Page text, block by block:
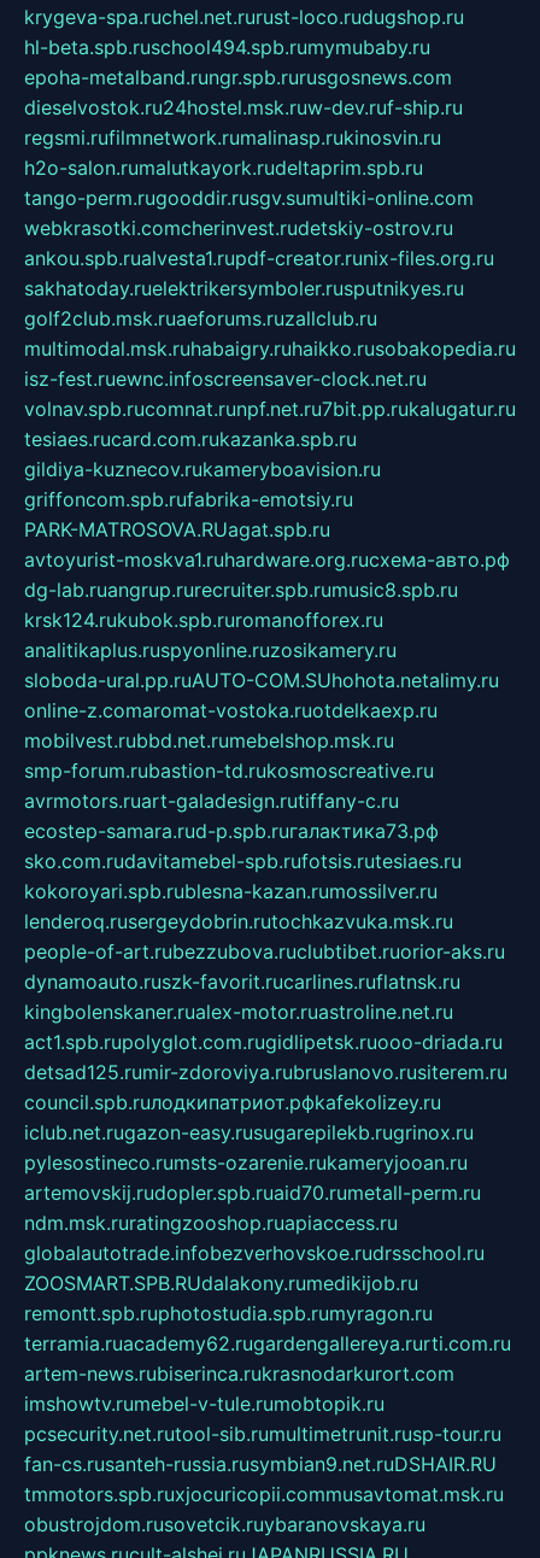
krygeva-spa.ruchel.net.rurust-loco.rudugshop.ru
hl-beta.spb.ruschool494.spb.rumymubaby.ru
epoha-metalband.rungr.spb.rurusgosnews.com
dieselvostok.ru24hostel.msk.ruw-dev.ruf-ship.ru
regsmi.rufilmnetwork.rumalinasp.rukinosvin.ru
h2o-salon.rumalutkayork.rudeltaprim.spb.ru
tango-perm.rugooddir.rusgv.sumultiki-online.com
webkrasotki.comcherinvest.rudetskiy-ostrov.ru
ankou.spb.rualvesta1.rupdf-creator.runix-files.org.ru
sakhatoday.ruelektrikersymboler.rusputnikyes.ru
golf2club.msk.ruaeforums.ruzallclub.ru
multimodal.msk.ruhabaigry.ruhaikko.rusobakopedia.ru
isz-fest.ruewnc.infoscreensaver-clock.net.ru
volnav.spb.rucomnat.runpf.net.ru7bit.pp.rukalugatur.ru
tesiaes.rucard.com.rukazanka.spb.ru
gildiya-kuznecov.rukameryboavision.ru
griffoncom.spb.rufabrika-emotsiy.ru
PARK-MATROSOVA.RUagat.spb.ru
avtoyurist-moskva1.ruhardware.org.ruсхема-авто.рф
dg-lab.ruangrup.rurecruiter.spb.rumusic8.spb.ru
krsk124.rukubok.spb.ruromanofforex.ru
analitikaplus.ruspyonline.ruzosikamery.ru
sloboda-ural.pp.ruAUTO-COM.SUhohota.netalimy.ru
online-z.comaromat-vostoka.ruotdelkaexp.ru
mobilvest.rubbd.net.rumebelshop.msk.ru
smp-forum.rubastion-td.rukosmoscreative.ru
avrmotors.ruart-galadesign.rutiffany-c.ru
ecostep-samara.rud-p.spb.ruгалактика73.рф
sko.com.rudavitamebel-spb.rufotsis.rutesiaes.ru
kokoroyari.spb.rublesna-kazan.rumossilver.ru
lenderoq.rusergeydobrin.rutochkazvuka.msk.ru
people-of-art.rubezzubova.ruclubtibet.ruorior-aks.ru
dynamoauto.ruszk-favorit.rucarlines.ruflatnsk.ru
kingbolenskaner.rualex-motor.ruastroline.net.ru
act1.spb.rupolyglot.com.rugidlipetsk.ruooo-driada.ru
detsad125.rumir-zdoroviya.rubruslanovo.rusiterem.ru
council.spb.ruлодкипатриот.рфkafekolizey.ru
iclub.net.rugazon-easy.rusugarepilekb.rugrinox.ru
pylesostineco.rumsts-ozarenie.rukameryjooan.ru
artemovskij.rudopler.spb.ruaid70.rumetall-perm.ru
ndm.msk.ruratingzooshop.ruapiaccess.ru
globalautotrade.infobezverhovskoe.rudrsschool.ru
ZOOSMART.SPB.RUdalakony.rumedikijob.ru
remontt.spb.ruphotostudia.spb.rumyragon.ru
terramia.ruacademy62.rugardengallereya.rurti.com.ru
artem-news.rubiserinca.rukrasnodarkurort.com
imshowtv.rumebel-v-tule.rumobtopik.ru
pcsecurity.net.rutool-sib.rumultimetrunit.rusp-tour.ru
fan-cs.rusanteh-russia.rusymbian9.net.ruDSHAIR.RU
tmmotors.spb.ruxjocuricopii.commusavtomat.msk.ru
obustrojdom.rusovetcik.ruybaranovskaya.ru